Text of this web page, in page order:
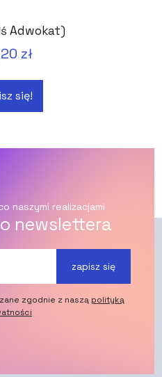
Adwokat)
zł
się!
naszymi realizacjami
newslettera
zapisz się
zgodnie z naszą polityką